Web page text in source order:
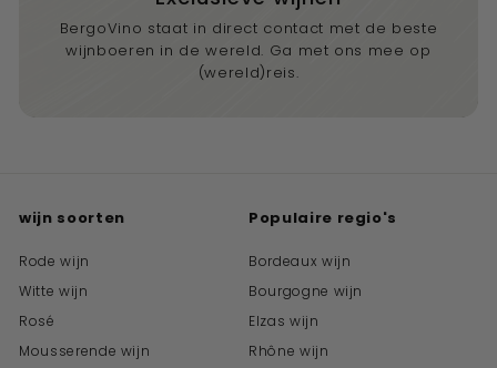
BergoVino staat in direct contact met de beste
wijnboeren in de wereld. Ga met ons mee op
(wereld)reis.
wijn soorten
Rode wijn
Witte wijn
Rosé
Mousserende wijn
Populaire regio's
Bordeaux wijn
Bourgogne wijn
Elzas wijn
Rhône wijn